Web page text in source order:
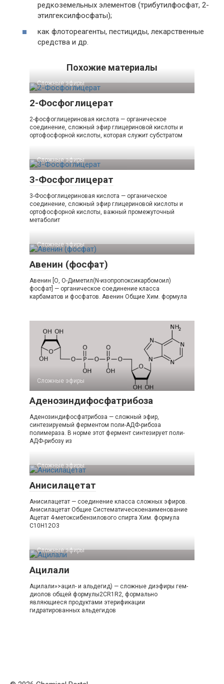
редкоземельных элементов (трибутилфосфат, 2-
этилгексилфосфаты);
как флотореагенты, пестициды, лекарственные
средства и др.
Похожие материалы
Сложные эфиры‎
2-Фосфоглицерат
2-фосфоглицериновая кислота — органическое
соединение, сложный эфир глицериновой кислоты и
ортофосфорной кислоты, которая служит субстратом
Сложные эфиры‎
3-Фосфоглицерат
3-Фосфоглицериновая кислота — органическое
соединение, сложный эфир глицериновой кислоты и
ортофосфорной кислоты, важный промежуточный
метаболит
Сложные эфиры‎
Авенин (фосфат)
Авенин [О, О-Диметил(N-изопропоксикарбомоил)
фосфат] — органическое соединение класса
карбаматов и фосфатов. Авенин Общие Хим. формула
Сложные эфиры‎
Аденозиндифосфатрибоза
Аденозиндифосфатрибоза — сложный эфир,
синтезируемый ферментом поли-АДФ-рибоза
полимераза. В норме этот фермент синтезирует поли-
АДФ-рибозу из
Сложные эфиры‎
Анисилацетат
Анисилацетат — соединение класса сложных эфиров.
Анисилацетат Общие Систематическоенаименование
Ацетат 4-​метоксибензилового спирта Хим. формула
C10H12O3
Сложные эфиры‎
Ацилали
Ацилали»>ацил- и альдегид) — сложные диэфиры гем-
диолов общей формулы2CR1R2, формально
являющиеся продуктами этерификации
гидратированных альдегидов